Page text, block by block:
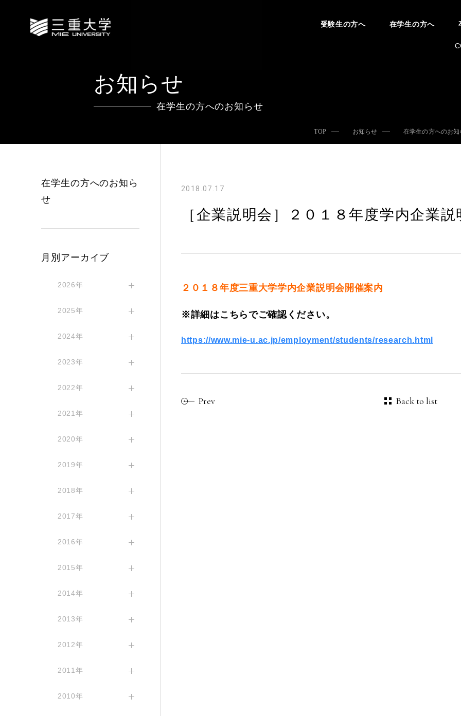
受験生の方へ 在学生の方へ
お知らせ
在学生の方へのお知らせ
TOP お知らせ 在学生の方へのお知
2018.07.17
［企業説明会］２０１８年度学内企業
２０１８年度三重大学学内企業説明会開催案内
※詳細はこちらでご確認ください。
https://www.mie-u.ac.jp/employment/students/research.html
Prev Back to list
在学生の方へのお知ら
せ
月別アーカイブ
2026年
2025年
2024年
2023年
2022年
2021年
2020年
2019年
2018年
2017年
2016年
2015年
2014年
2013年
2012年
2011年
2010年